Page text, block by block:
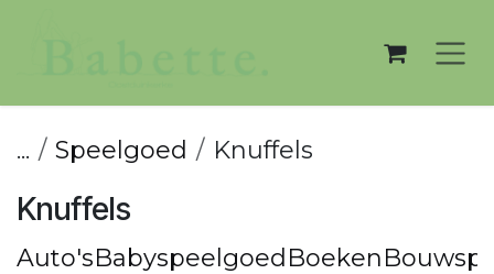
... Speelgoed Knuffels
Knuffels
Auto'sBabyspeelgoed Boeken